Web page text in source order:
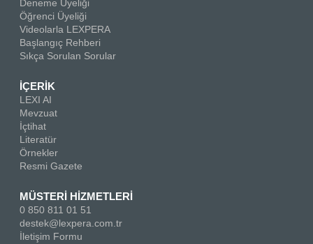
Deneme Üyeliği
Öğrenci Üyeliği
Videolarla LEXPERA
Başlangıç Rehberi
Sıkça Sorulan Sorular
İÇERİK
LEXI AI
Mevzuat
İçtihat
Literatür
Örnekler
Resmi Gazete
MÜSTERİ HİZMETLERİ
0 850 811 01 51
destek@lexpera.com.tr
İletişim Formu